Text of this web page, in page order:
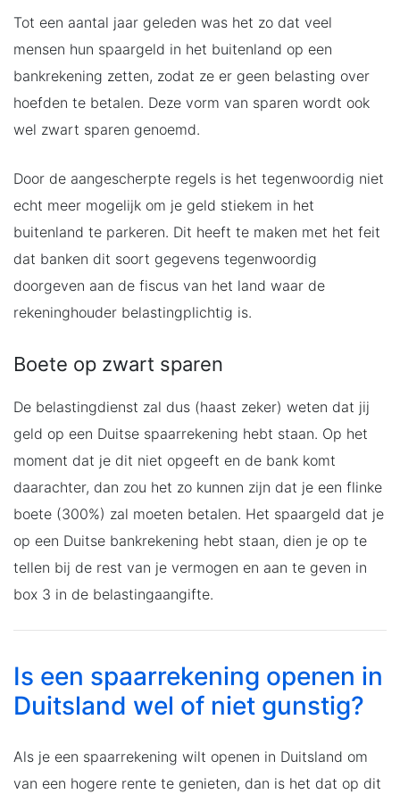
Tot een aantal jaar geleden was het zo dat veel
mensen hun spaargeld in het buitenland op een
bankrekening zetten, zodat ze er geen belasting over
hoefden te betalen. Deze vorm van sparen wordt ook
wel zwart sparen genoemd.
Door de aangescherpte regels is het tegenwoordig niet
echt meer mogelijk om je geld stiekem in het
buitenland te parkeren. Dit heeft te maken met het feit
dat banken dit soort gegevens tegenwoordig
doorgeven aan de fiscus van het land waar de
rekeninghouder belastingplichtig is.
Boete op zwart sparen
De belastingdienst zal dus (haast zeker) weten dat jij
geld op een Duitse spaarrekening hebt staan. Op het
moment dat je dit niet opgeeft en de bank komt
daarachter, dan zou het zo kunnen zijn dat je een flinke
boete (300%) zal moeten betalen. Het spaargeld dat je
op een Duitse bankrekening hebt staan, dien je op te
tellen bij de rest van je vermogen en aan te geven in
box 3 in de belastingaangifte.
Is een spaarrekening openen in
Duitsland wel of niet gunstig?
Als je een spaarrekening wilt openen in Duitsland om
van een hogere rente te genieten, dan is het dat op dit